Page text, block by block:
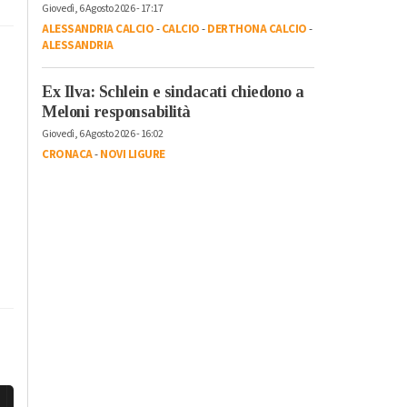
Giovedì, 6 Agosto 2026 - 17:17
ALESSANDRIA CALCIO-CALCIO-DERTHONA CALCIO-
ALESSANDRIA
Ex Ilva: Schlein e sindacati chiedono a
Meloni responsabilità
Giovedì, 6 Agosto 2026 - 16:02
CRONACA-NOVI LIGURE